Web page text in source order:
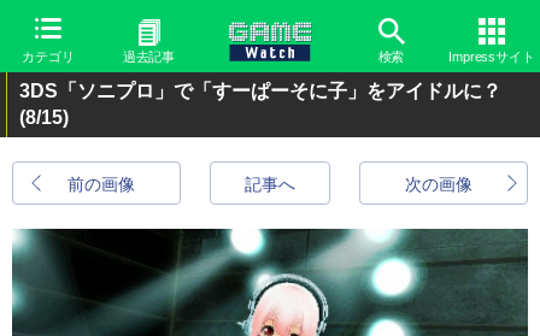
カテゴリ 過去記事 検索 Impressサイト
3DS「ソニプロ」で「すーぱーそに子」をアイドルに？
(8/15)
前の画像 次の画像
記事へ